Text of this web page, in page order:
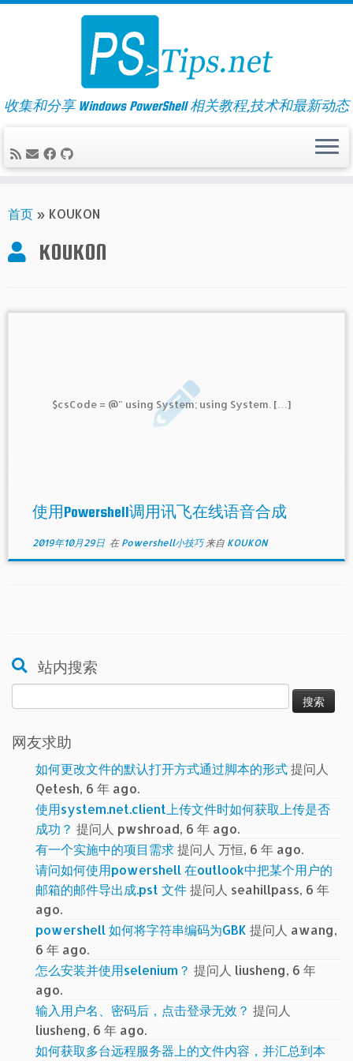
Skip
收集和分享 Windows PowerShell 相关教程,技术和最新动态
首页 » KOUKON
KOUKON
$csCode = @" using System; using System. […]
使用Powershell调用讯飞在线语音合成
2019年10月29日在 Powershell小技巧来自 KOUKON
站内搜索
索：
网友求助
如何更改文件的默认打开方式通过脚本的形式提问人
Qetesh, 6 年 ago.
使用system.net.client上传文件时如何获取上传是否
成功？ 提问人 pwshroad, 6 年 ago.
有一个实施中的项目需求提问人 万恒, 6 年 ago.
请问如何使用powershell 在outlook中把某个用户的
邮箱的邮件导出成.pst 文件提问人 seahillpass, 6 年
ago.
powershell 如何将字符串编码为GBK 提问人 awang,
6 年 ago.
怎么安装并使用selenium？ 提问人 liusheng, 6 年
ago.
输入用户名、密码后，点击登录无效？ 提问人
liusheng, 6 年 ago.
如何获取多台远程服务器上的文件内容，并汇总到本